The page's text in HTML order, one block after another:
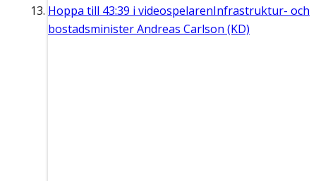
Hoppa till 43:39 i videospelarenInfrastruktur- och
bostadsminister Andreas Carlson (KD)